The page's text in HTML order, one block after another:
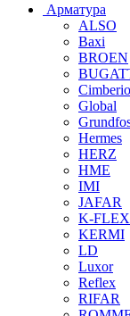
Арматура
ALSO
Baxi
BROEN
Cimberio
Global
Hermes
HERZ
HME
IMI
JAFAR
K-FLEX
KERMI
LD
Luxor
Reflex
RIFAR